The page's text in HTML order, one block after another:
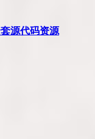
源代码资源